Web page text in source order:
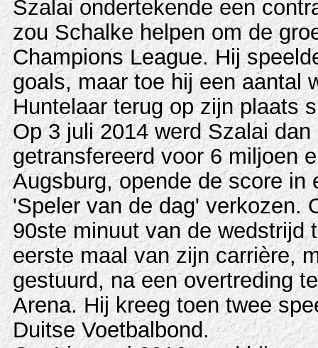
Szalai ondertekende een
zou Schalke helpen om de
Champions League. Hij
goals, maar toe hij een aantal
Huntelaar terug op zijn plaats
Op 3 juli 2014 werd Szalai
getransfereerd voor 6 miljoen
Augsburg, opende de score in
'Speler van de dag' verkozen.
90ste minuut van de wedstrijd
eerste maal van zijn carrière,
gestuurd, na een overtreding
Arena. Hij kreeg toen twee
Duitse Voetbalbond.